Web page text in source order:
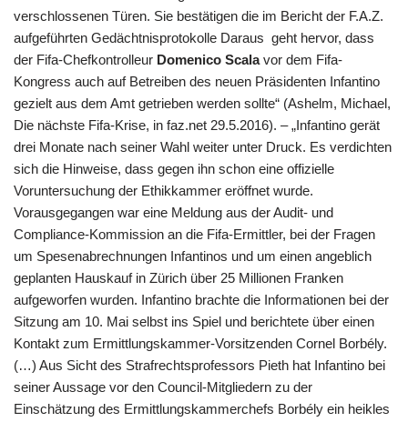
verschlossenen Türen. Sie bestätigen die im Bericht der F.A.Z.
aufgeführten Gedächtnisprotokolle Daraus geht hervor, dass
der Fifa-Chefkontrolleur Domenico Scalavor dem Fifa-
Kongress auch auf Betreiben des neuen Präsidenten Infantino
gezielt aus dem Amt getrieben werden sollte“ (Ashelm, Michael,
Die nächste Fifa-Krise, in faz.net 29.5.2016). – „Infantino gerät
drei Monate nach seiner Wahl weiter unter Druck. Es verdichten
sich die Hinweise, dass gegen ihn schon eine offizielle
Voruntersuchung der Ethikkammer eröffnet wurde.
Vorausgegangen war eine Meldung aus der Audit- und
Compliance-Kommission an die Fifa-Ermittler, bei der Fragen
um Spesenabrechnungen Infantinos und um einen angeblich
geplanten Hauskauf in Zürich über 25 Millionen Franken
aufgeworfen wurden. Infantino brachte die Informationen bei der
Sitzung am 10. Mai selbst ins Spiel und berichtete über einen
Kontakt zum Ermittlungskammer-Vorsitzenden Cornel Borbély.
(…) Aus Sicht des Strafrechtsprofessors Pieth hat Infantino bei
seiner Aussage vor den Council-Mitgliedern zu der
Einschätzung des Ermittlungskammerchefs Borbély ein heikles